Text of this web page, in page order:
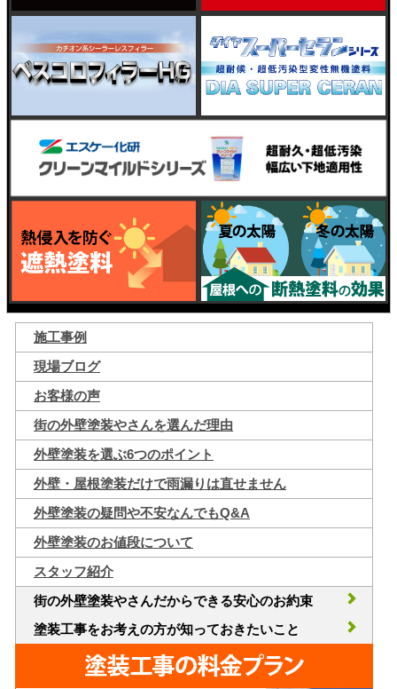
施工事例
現場ブログ
お客様の声
街の外壁塗装やさんを選んだ理由
外壁塗装を選ぶ6つのポイント
外壁・屋根塗装だけで雨漏りは直せません
外壁塗装の疑問や不安なんでもQ&A
外壁塗装のお値段について
スタッフ紹介
街の外壁塗装やさんだからできる安心のお約束
塗装工事をお考えの方が知っておきたいこと